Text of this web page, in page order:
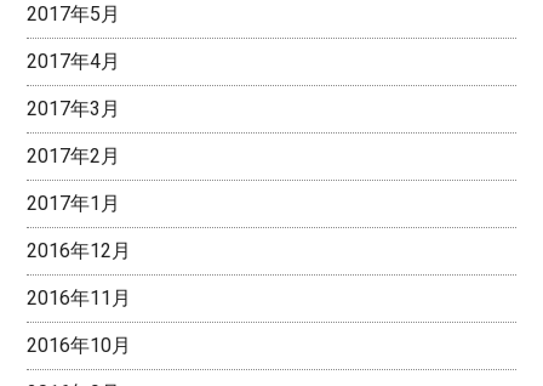
2017年5月
2017年4月
2017年3月
2017年2月
2017年1月
2016年12月
2016年11月
2016年10月